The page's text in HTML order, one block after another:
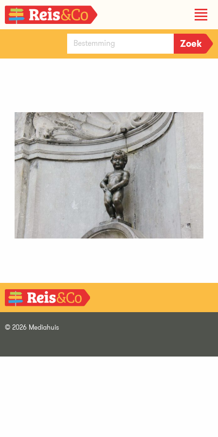
© 2026 Mediahuis